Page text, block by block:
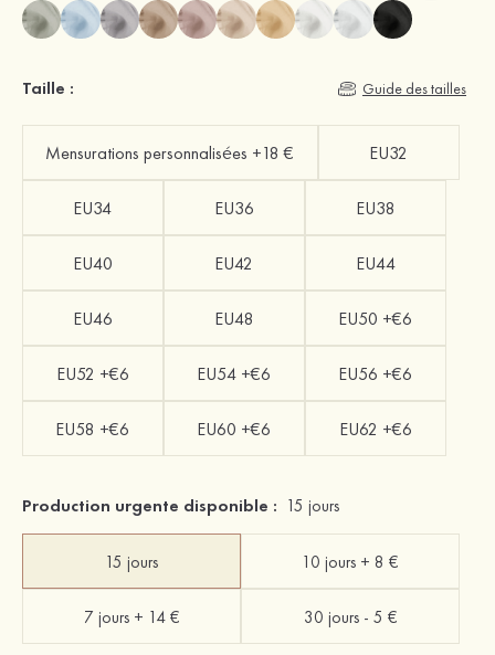
Taille : Guide des tailles
Mensurations personnalisées +18 € EU32
EU34 EU36 EU38
EU40 EU42 EU44
EU46 EU48 EU50 +€6
EU52 +€6 EU54 +€6 EU56 +€6
EU58 +€6 EU60 +€6 EU62 +€6
Production urgente disponible : 15 jours
15 jours 10 jours + 8 €
7 jours + 14 € 30 jours - 5 €